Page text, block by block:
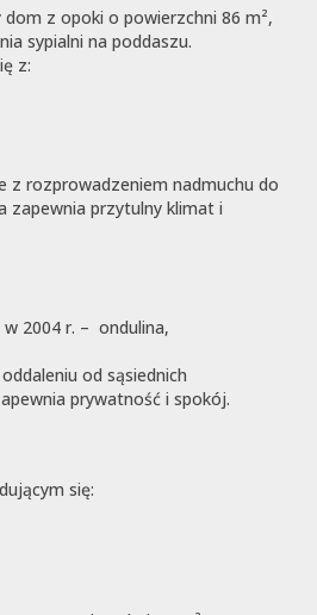
z opoki o powierzchni 86 m²,
sypialni na poddaszu.
z:
z rozprowadzeniem nadmuchu do
zapewnia przytulny klimat i
2004 r. – ondulina,
od sąsiednich
prywatność i spokój.
się: